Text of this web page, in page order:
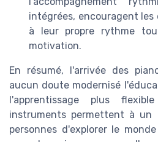
intégrées, encouragent
à leur propre rythme
motivation.
En résumé, l'arrivée des
aucun doute modernisé
l'apprentissage plus
instruments permettent à un
personnes d'explorer le